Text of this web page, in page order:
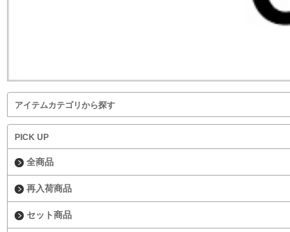
アイテムカテゴリから探す
PICK UP
全商品
再入荷商品
セット商品